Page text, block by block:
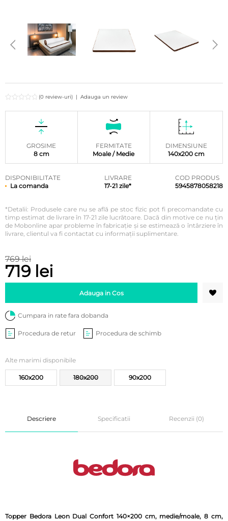
(0 review-uri) | Adauga un review
GROSIME
8 cm
FERMITATE
Moale / Medie
DIMENSIUNE
140x200 cm
DISPONIBILITATE
La comanda
LIVRARE
17-21 zile*
COD PRODUS
5945878058218
*Detalii: Produsele care nu se află pe stoc fizic pot fi precomandate cu
timp estimat de livrare în 17-21 zile lucrătoare. Dacă din motive ce nu țin
de Mobonline apar probleme în fabricație și se estimează o întârziere în
livrare, clientul va fi contactat cu informații suplimentare.
769 lei
719 lei
Adauga in Cos
Cumpara in rate fara dobanda
Procedura de retur Procedura de schimb
Alte marimi disponibile
160x200 180x200 90x200
Descriere Specificatii Recenzii (0)
Topper Bedora Leon Dual Confort 140×200 cm, medie/moale, 8 cm,